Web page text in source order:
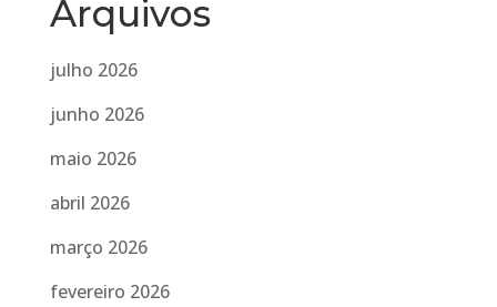
Arquivos
julho 2026
junho 2026
maio 2026
abril 2026
março 2026
fevereiro 2026